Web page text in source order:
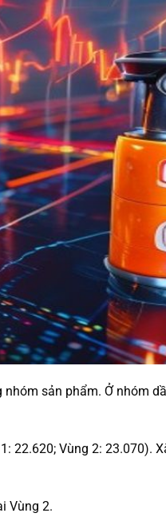
sản phẩm. Ở nhóm
Vùng 2: 23.070).
Vùng 2.